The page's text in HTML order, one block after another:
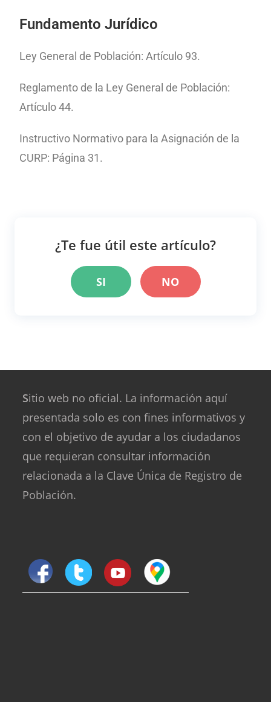
Fundamento Jurídico
Ley General de Población: Artículo 93.
Reglamento de la Ley General de Población:
Artículo 44.
Instructivo Normativo para la Asignación de la
CURP: Página 31.
¿Te fue útil este artículo?
SI NO
Sitio web no oficial. La información aquí
presentada solo es con fines informativos y
con el objetivo de ayudar a los ciudadanos
que requieran consultar información
relacionada a la Clave Única de Registro de
Población.